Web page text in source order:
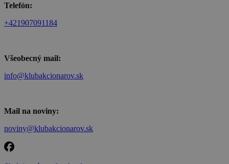
Telefón:
+421907091184
Všeobecný mail:
info@klubakcionarov.sk
Mail na noviny:
noviny@klubakcionarov.sk